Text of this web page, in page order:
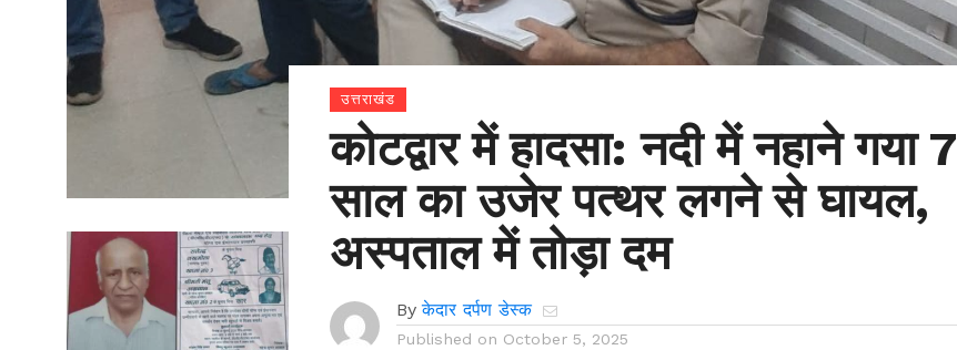
उत्तराखंड
कोटद्वार में हादसा: नदी में नहाने गया 7
साल का उजेर पत्थर लगने से घायल,
अस्पताल में तोड़ा दम
By केदार दर्पण डेस्क
Published on October 5, 2025